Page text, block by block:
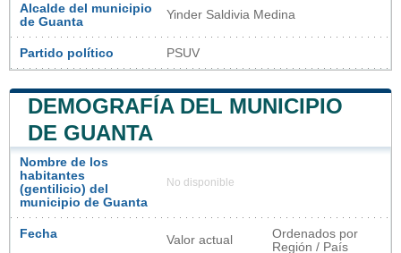
Alcalde del municipio
de Guanta
Yinder Saldivia Medina
Partido político PSUV
DEMOGRAFÍA DEL MUNICIPIO
DE GUANTA
Nombre de los
habitantes
(gentilicio) del
municipio de Guanta
No disponible
Fecha Valor actual
Ordenados por
Región / País